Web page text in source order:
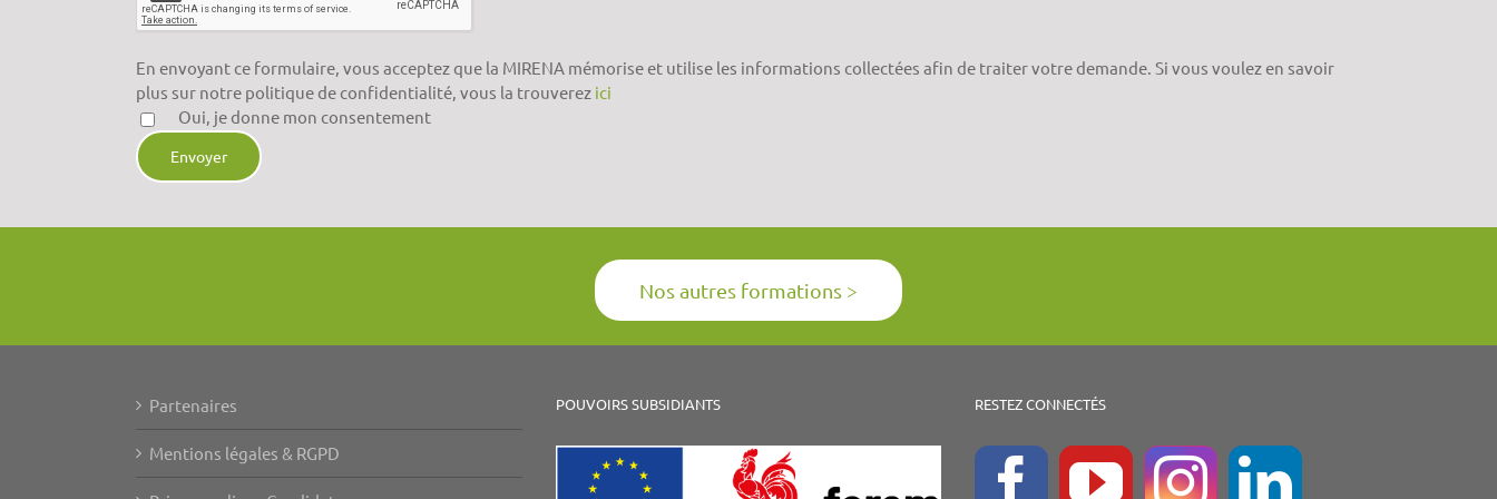
En envoyant ce formulaire, vous acceptez que la MIRENA mémorise et utilise les informations collectées afin de traiter votre demande. Si vous voulez en savoir
plus sur notre politique de confidentialité, vous la trouverez ici
Oui, je donne mon consentement
Nos autres formations >
Partenaires
Mentions légales & RGPD
POUVOIRS SUBSIDIANTS RESTEZ CONNECTÉS